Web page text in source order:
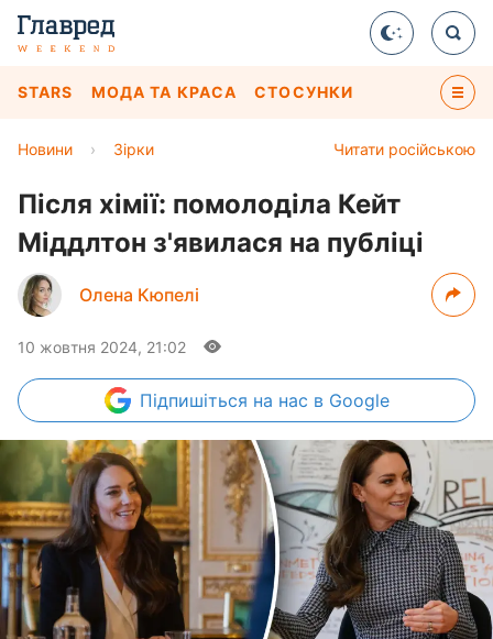
STARS МОДА ТА КРАСА СТОСУНКИ
Читати російською
Новини › Зірки
Після хімії: помолоділа Кейт
Міддлтон з'явилася на публіці
Олена Кюпелі
10 жовтня 2024, 21:02
Підпишіться на нас в Google